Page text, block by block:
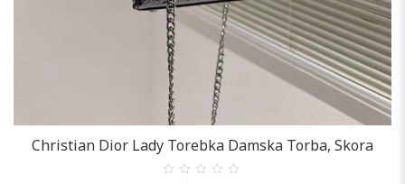
Christian Dior Lady Torebka Damska Torba, Skora